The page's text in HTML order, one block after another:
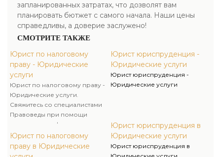
запланированных затратах, что дозволят вам
планировать бютжет с самого начала. Наши цены
справедливы, а доверие заслужено!
СМОТРИТЕ ТАКЖЕ
Юрист по налоговому
праву - Юридические
услуги
Юрист по налоговому праву -
Юридические услуги.
Свяжитесь со специалистами
Правоведы при помощи
номеров телефонов и
закажите консультацию наших
специалистов либо их услуги
по сопровождению налоговых
Юрист по налоговому
праву в Юридические
Юрист юриспруденция -
Юридические услуги
Юрист юриспруденция -
Юридические услуги
Юрист юриспруденция в
Юридические услуги
Юрист юриспруденция в